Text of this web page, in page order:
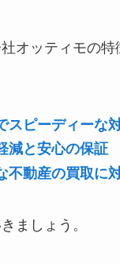
オッティモの特
スピーディーな
減と安心の保証
不動産の買取に
ましょう。